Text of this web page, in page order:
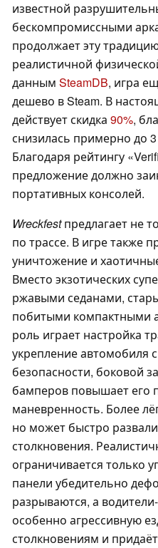
известной
бескомпромиссными
продолжает эту
реалистичной
данным SteamDB, игра
дешево в Steam. В
действует скидка 90%,
снизилась примерно до
Благодаря рейтингу
предложение должно
портативных консолей.
Wreckfestпредлагает не
по трассе. В игре также
уничтожение и
Вместо экзотических
ржавыми седанами,
побитыми компактными
роль играет настройка
укрепление автомобиля
безопасности, боковой
бамперов повышает его
маневренность. Более
но может быстро
столкновения.
ограничивается только
панели убедительно
разрываются, а
особенно агрессивную
столкновениям и